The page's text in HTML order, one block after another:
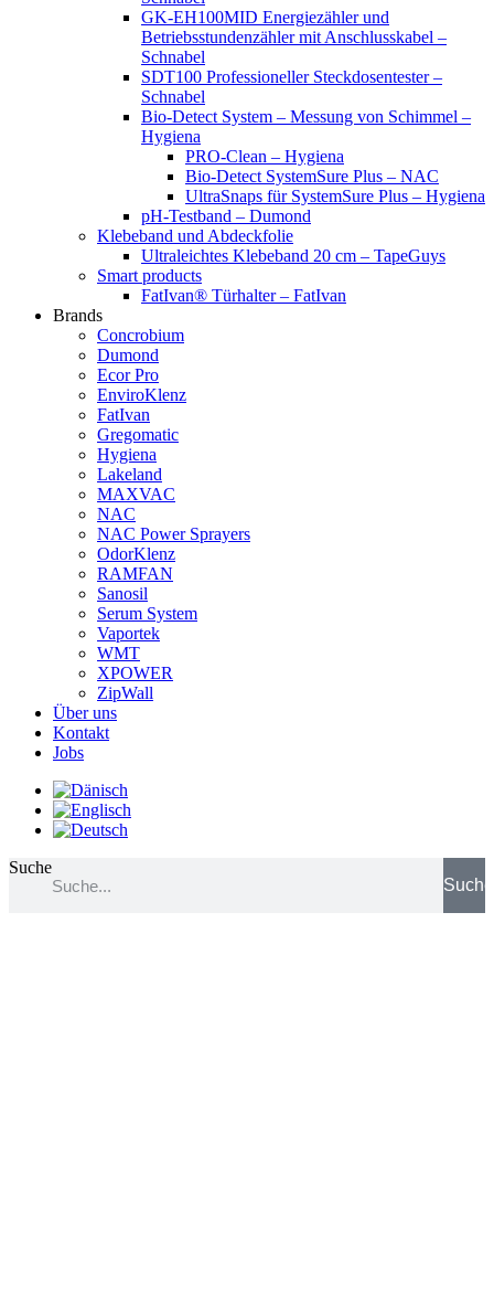
GK-EH100MID Energiezähler und
Betriebsstundenzähler mit Anschlusskabel –
Schnabel
SDT100 Professioneller Steckdosentester –
Schnabel
Bio-Detect System – Messung von Schimmel –
Hygiena
PRO-Clean – Hygiena
Bio-Detect SystemSure Plus – NAC
UltraSnaps für SystemSure Plus – Hygiena
pH-Testband – Dumond
Klebeband und Abdeckfolie
Ultraleichtes Klebeband 20 cm – TapeGuys
Smart products
FatIvan® Türhalter – FatIvan
Brands
Concrobium
Dumond
Ecor Pro
EnviroKlenz
FatIvan
Gregomatic
Hygiena
Lakeland
MAXVAC
NAC
NAC Power Sprayers
OdorKlenz
RAMFAN
Sanosil
Serum System
Vaportek
WMT
XPOWER
ZipWall
Über uns
Kontakt
Jobs
Suche
Suche